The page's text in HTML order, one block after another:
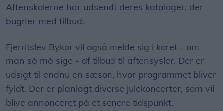
Aftenskolerne har udsendt deres kataloger, der
bugner med tilbud.
Fjerritslev Bykor vil også melde sig i koret - om
man så må sige - af tilbud til aftensysler. Der er
udsigt til endnu en sæson, hvor programmet bliver
fyldt. Der er planlagt diverse julekoncerter, som vil
blive annonceret på et senere tidspunkt.